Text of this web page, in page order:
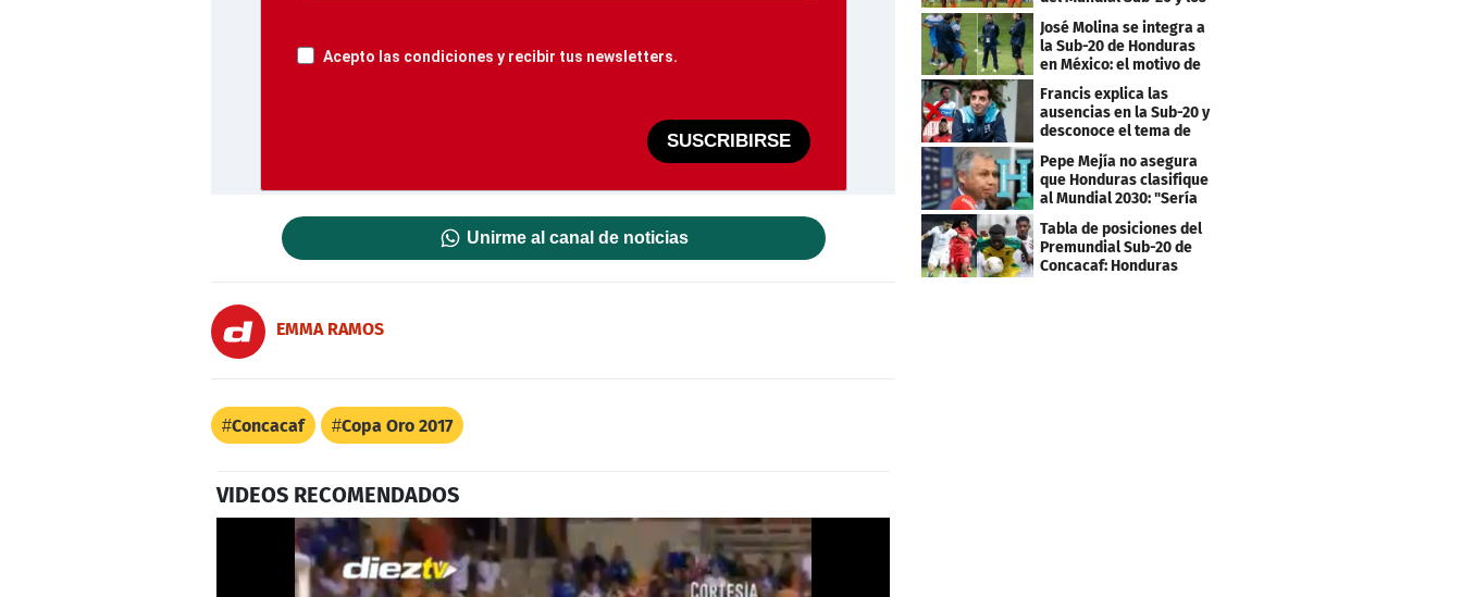
Acepto las condiciones y recibir tus newsletters.
SUSCRIBIRSE
Unirme al canal de noticias
EMMA RAMOS
Concacaf Copa Oro 2017
VIDEOS RECOMENDADOS
Juegos Olímpicos
José Molina se integra a
la Sub-20 de Honduras
en México: el motivo de
su viaje
Francis explica las
ausencias en la Sub-20 y
desconoce el tema de
los tiktokers
Pepe Mejía no asegura
que Honduras clasifique
al Mundial 2030: "Sería
mentir"
Tabla de posiciones del
Premundial Sub-20 de
Concacaf: Honduras